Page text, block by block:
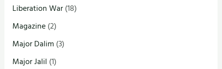
Liberation War(18)
Magazine(2)
Major Dalim (3)
Major Jalil (1)